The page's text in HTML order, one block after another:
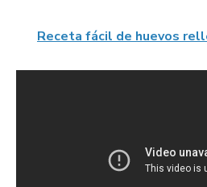
Receta fácil de huevos